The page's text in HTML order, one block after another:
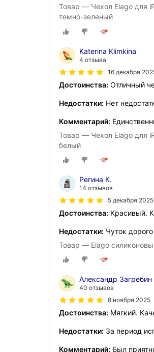
Товар — Чехол Elago для
темно-зеленый
Katerina Klimkina
4 отзыва
16 декабря
Достоинства: Отличный
Недостатки: Нет
Комментарий:
Товар — Чехол Elago для
белый
Регина К.
14 отзывов
5 декабря 2025
Достоинства: Красивый.
Недостатки: Чуток дорого
Товар — Elago
Александр Загребин
40 отзывов
8 ноября 2025
Достоинства: Мягкий.
Недостатки: За период
Комментарий: Был